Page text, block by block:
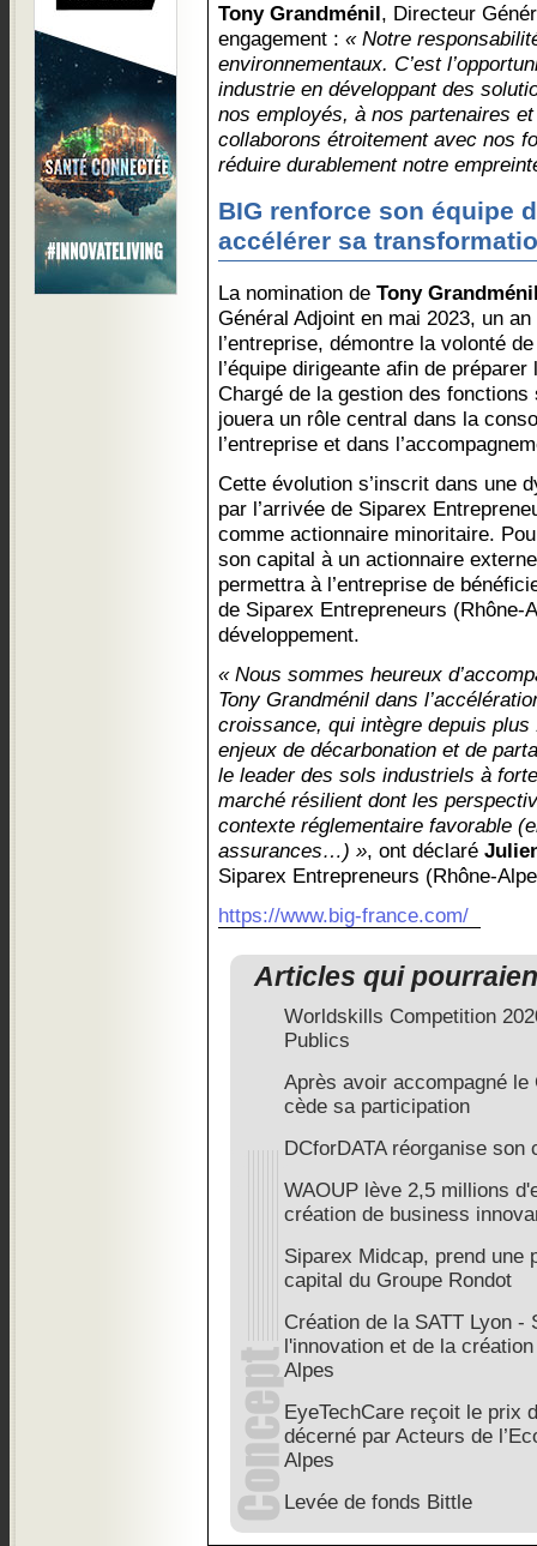
Tony Grandménil, Directeur
engagement : « Notre
environnementaux. C’est
industrie en développant des
nos employés, à nos partenaires
collaborons étroitement avec nos
réduire durablement notre
BIG renforce son équipe
accélérer sa
La nomination de Tony
Général Adjoint en mai 2023, un
l’entreprise, démontre la volonté
l’équipe dirigeante afin de
Chargé de la gestion des
jouera un rôle central dans la
l’entreprise et dans
Cette évolution s’inscrit dans une
par l’arrivée de Siparex
comme actionnaire minoritaire.
son capital à un actionnaire
permettra à l’entreprise de
de Siparex Entrepreneurs (Rhône-
développement.
« Nous sommes heureux
Tony Grandménil dans
croissance, qui intègre depuis
enjeux de décarbonation et de
le leader des sols industriels à
marché résilient dont les
contexte réglementaire favorable
assurances…) », ont déclaré
Siparex Entrepreneurs (Rhône-
https://www.big-france.com/
Articles qui
Worldskills Competition
Publics
Après avoir accompagné
cède sa participation
DCforDATA réorganise son
WAOUP lève 2,5 millions
création de business
Siparex Midcap, prend une
capital du Groupe Rondot
Création de la SATT Lyon -
l'innovation et de la
Alpes
EyeTechCare reçoit le prix
décerné par Acteurs de
Alpes
Levée de fonds Bittle